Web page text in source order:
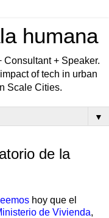
humana
+ Speaker.
of tech in urban
Scale Cities.
▼
de la
hoy que el
de Vivienda,